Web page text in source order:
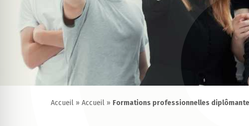
Accueil » Accueil » Formations professionnelles